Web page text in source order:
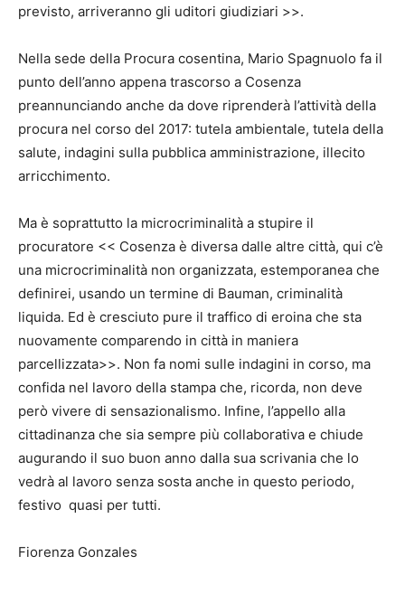
previsto, arriveranno gli uditori giudiziari >>.
Nella sede della Procura cosentina, Mario Spagnuolo fa il
punto dell’anno appena trascorso a Cosenza
preannunciando anche da dove riprenderà l’attività della
procura nel corso del 2017: tutela ambientale, tutela della
salute, indagini sulla pubblica amministrazione, illecito
arricchimento.
Ma è soprattutto la microcriminalità a stupire il
procuratore << Cosenza è diversa dalle altre città, qui c’è
una microcriminalità non organizzata, estemporanea che
definirei, usando un termine di Bauman, criminalità
liquida. Ed è cresciuto pure il traffico di eroina che sta
nuovamente comparendo in città in maniera
parcellizzata>>. Non fa nomi sulle indagini in corso, ma
confida nel lavoro della stampa che, ricorda, non deve
però vivere di sensazionalismo. Infine, l’appello alla
cittadinanza che sia sempre più collaborativa e chiude
augurando il suo buon anno dalla sua scrivania che lo
vedrà al lavoro senza sosta anche in questo periodo,
festivo quasi per tutti.
Fiorenza Gonzales